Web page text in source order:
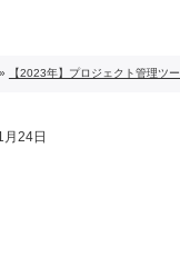
» 【2023年】プロジェクト管理ツ
24日